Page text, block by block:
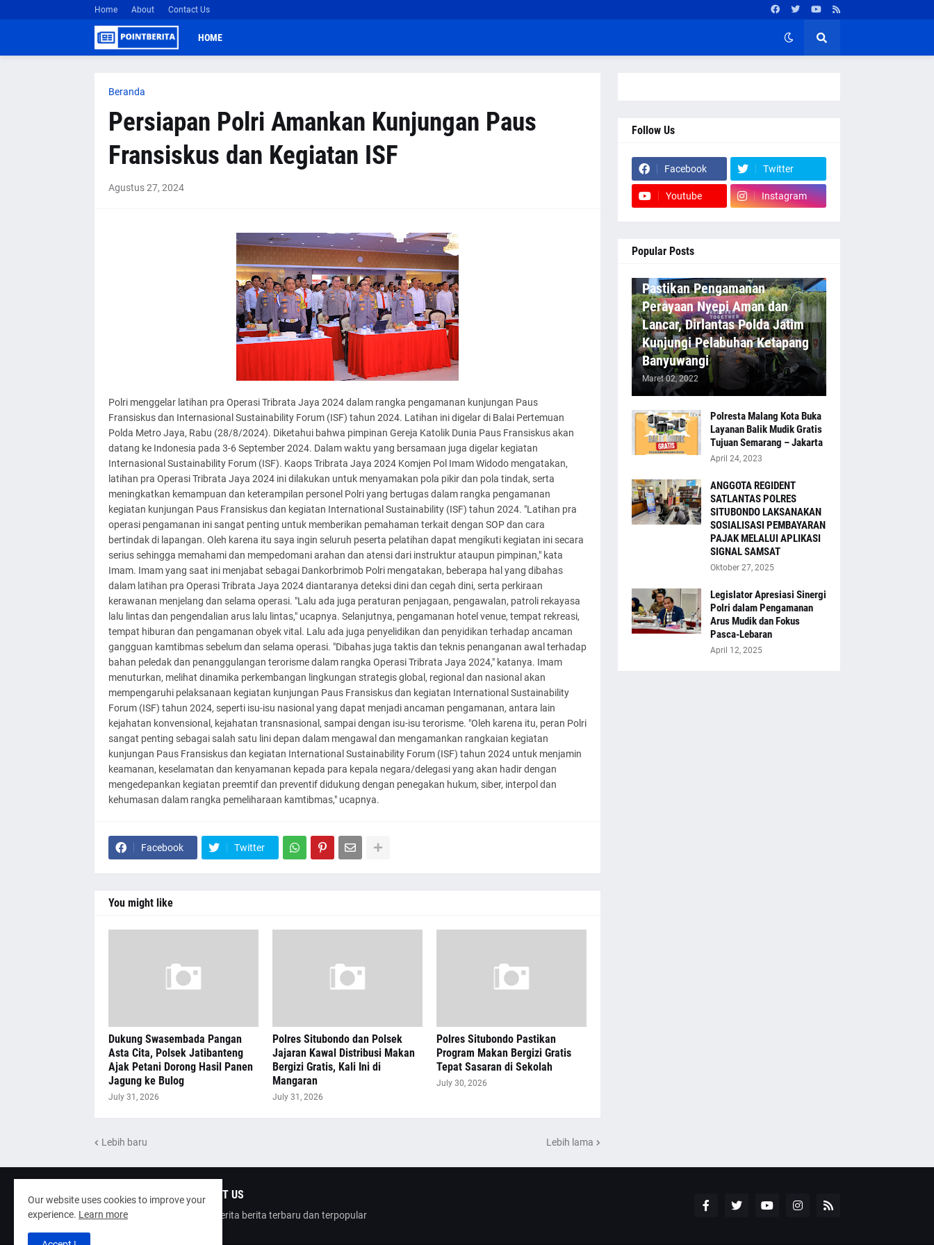
Home About Contact Us
HOME
Beranda
Persiapan Polri Amankan Kunjungan Paus
Fransiskus dan Kegiatan ISF
Agustus 27, 2024
Polri menggelar latihan pra Operasi Tribrata Jaya 2024 dalam rangka pengamanan kunjungan Paus
Fransiskus dan Internasional Sustainability Forum (ISF) tahun 2024. Latihan ini digelar di Balai Pertemuan
Polda Metro Jaya, Rabu (28/8/2024). Diketahui bahwa pimpinan Gereja Katolik Dunia Paus Fransiskus akan
datang ke Indonesia pada 3-6 September 2024. Dalam waktu yang bersamaan juga digelar kegiatan
Internasional Sustainability Forum (ISF). Kaops Tribrata Jaya 2024 Komjen Pol Imam Widodo mengatakan,
latihan pra Operasi Tribrata Jaya 2024 ini dilakukan untuk menyamakan pola pikir dan pola tindak, serta
meningkatkan kemampuan dan keterampilan personel Polri yang bertugas dalam rangka pengamanan
kegiatan kunjungan Paus Fransiskus dan kegiatan International Sustainability (ISF) tahun 2024. "Latihan pra
operasi pengamanan ini sangat penting untuk memberikan pemahaman terkait dengan SOP dan cara
bertindak di lapangan. Oleh karena itu saya ingin seluruh peserta pelatihan dapat mengikuti kegiatan ini secara
serius sehingga memahami dan mempedomani arahan dan atensi dari instruktur ataupun pimpinan," kata
Imam. Imam yang saat ini menjabat sebagai Dankorbrimob Polri mengatakan, beberapa hal yang dibahas
dalam latihan pra Operasi Tribrata Jaya 2024 diantaranya deteksi dini dan cegah dini, serta perkiraan
kerawanan menjelang dan selama operasi. "Lalu ada juga peraturan penjagaan, pengawalan, patroli rekayasa
lalu lintas dan pengendalian arus lalu lintas," ucapnya. Selanjutnya, pengamanan hotel venue, tempat rekreasi,
tempat hiburan dan pengamanan obyek vital. Lalu ada juga penyelidikan dan penyidikan terhadap ancaman
gangguan kamtibmas sebelum dan selama operasi. "Dibahas juga taktis dan teknis penanganan awal terhadap
bahan peledak dan penanggulangan terorisme dalam rangka Operasi Tribrata Jaya 2024," katanya. Imam
menuturkan, melihat dinamika perkembangan lingkungan strategis global, regional dan nasional akan
mempengaruhi pelaksanaan kegiatan kunjungan Paus Fransiskus dan kegiatan International Sustainability
Forum (ISF) tahun 2024, seperti isu-isu nasional yang dapat menjadi ancaman pengamanan, antara lain
kejahatan konvensional, kejahatan transnasional, sampai dengan isu-isu terorisme. "Oleh karena itu, peran Polri
sangat penting sebagai salah satu lini depan dalam mengawal dan mengamankan rangkaian kegiatan
kunjungan Paus Fransiskus dan kegiatan International Sustainability Forum (ISF) tahun 2024 untuk menjamin
keamanan, keselamatan dan kenyamanan kepada para kepala negara/delegasi yang akan hadir dengan
mengedepankan kegiatan preemtif dan preventif didukung dengan penegakan hukum, siber, interpol dan
kehumasan dalam rangka pemeliharaan kamtibmas," ucapnya.
Facebook Twitter
You might like
Dukung Swasembada Pangan
Asta Cita, Polsek Jatibanteng
Ajak Petani Dorong Hasil Panen
Jagung ke Bulog
July 31, 2026
Polres Situbondo dan Polsek
Jajaran Kawal Distribusi Makan
Bergizi Gratis, Kali Ini di
Mangaran
July 31, 2026
Polres Situbondo Pastikan
Program Makan Bergizi Gratis
Tepat Sasaran di Sekolah
July 30, 2026
Lebih baru Lebih lama
Follow Us
Facebook Twitter
Youtube Instagram
Popular Posts
Pastikan Pengamanan
Perayaan Nyepi Aman dan
Lancar, Dirlantas Polda Jatim
Kunjungi Pelabuhan Ketapang
Banyuwangi
Maret 02, 2022
Polresta Malang Kota Buka
Layanan Balik Mudik Gratis
Tujuan Semarang – Jakarta
April 24, 2023
ANGGOTA REGIDENT
SATLANTAS POLRES
SITUBONDO LAKSANAKAN
SOSIALISASI PEMBAYARAN
PAJAK MELALUI APLIKASI
SIGNAL SAMSAT
Oktober 27, 2025
Legislator Apresiasi Sinergi
Polri dalam Pengamanan
Arus Mudik dan Fokus
Pasca-Lebaran
April 12, 2025
ABOUT US
poinberita berita terbaru dan terpopular
Our website uses cookies to improve your
experience. Learn more